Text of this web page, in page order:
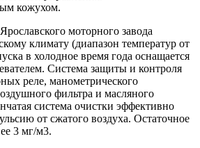
кожухом.
моторного завода
климату (диапазон температур от
в холодное время года оснащается
Система защиты и контроля
реле, манометрического
фильтра и масляного
система очистки эффективно
от сжатого воздуха. Остаточное
3 мг/м3.